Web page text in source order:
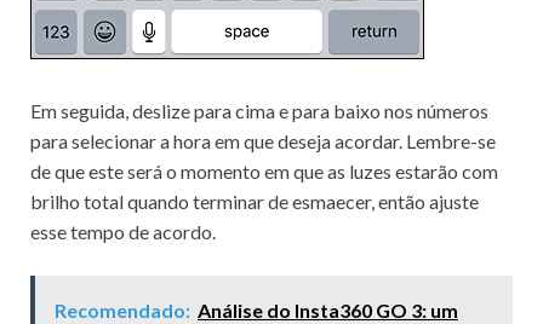
Em seguida, deslize para cima e para baixo nos números
para selecionar a hora em que deseja acordar. Lembre-se
de que este será o momento em que as luzes estarão com
brilho total quando terminar de esmaecer, então ajuste
esse tempo de acordo.
Recomendado: Análise do Insta360 GO 3: um